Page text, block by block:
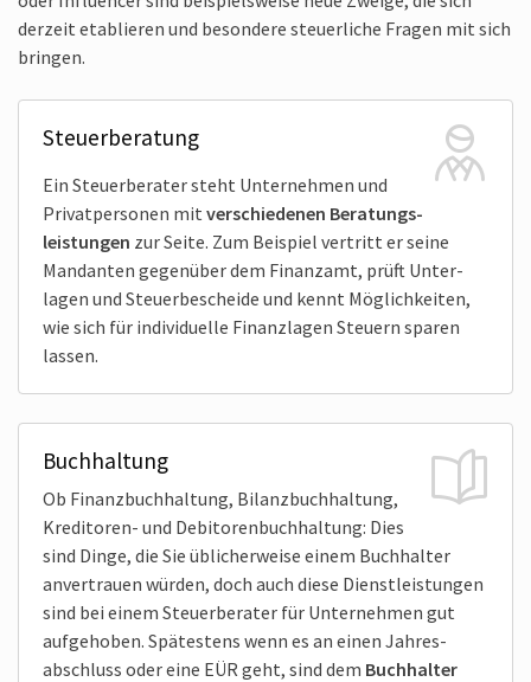
derzeit etablieren und besondere steuer­liche Fragen mit sich
bringen.
Steuerberatung
Ein Steuer­berater steht Unternehmen und
Privat­personen mit verschie­denen Beratungs­
leistungen zur Seite. Zum Beispiel vertritt er seine
Mandanten gegenüber dem Finanzamt, prüft Unter­
lagen und Steuer­bescheide und kennt Möglich­keiten,
wie sich für indivi­duelle Finanz­lagen Steuern sparen
lassen.
Buchhaltung
Ob Finanz­buch­haltung, Bilanz­buch­haltung,
Kredi­toren- und Debitoren­buch­haltung: Dies
sind Dinge, die Sie üblicher­weise einem Buch­halter
anver­trauen würden, doch auch diese Dienst­leistungen
sind bei einem Steuer­berater für Unternehmen gut
aufgehoben. Spätestens wenn es an einen Jahres­
abschluss oder eine EÜR geht, sind dem Buchhalter